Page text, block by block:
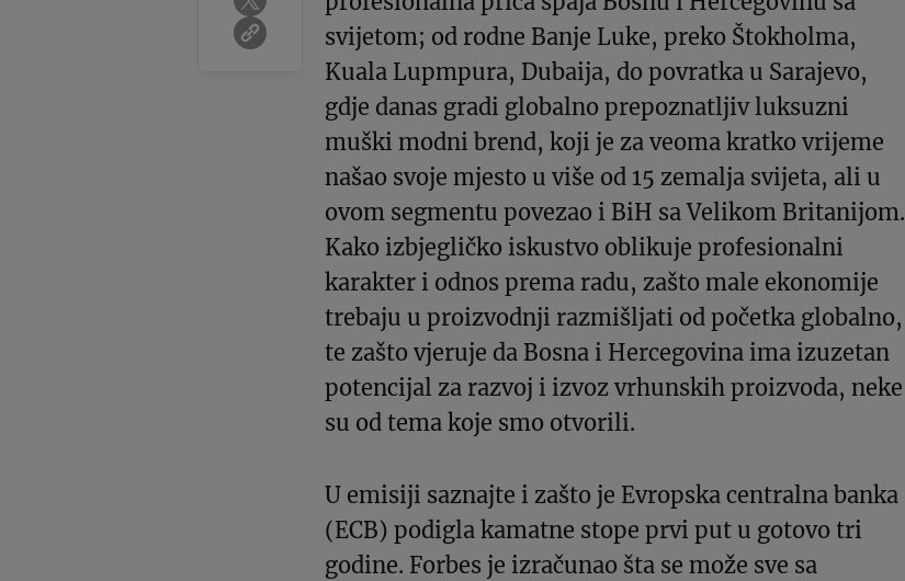
svijetom; od rodne Banje Luke, preko Štokholma,
Kuala Lupmpura, Dubaija, do povratka u Sarajevo,
gdje danas gradi globalno prepoznatljiv luksuzni
muški modni brend, koji je za veoma kratko vrijeme
našao svoje mjesto u više od 15 zemalja svijeta, ali u
ovom segmentu povezao i BiH sa Velikom Britanijom.
Kako izbjegličko iskustvo oblikuje profesionalni
karakter i odnos prema radu, zašto male ekonomije
trebaju u proizvodnji razmišljati od početka globalno,
te zašto vjeruje da Bosna i Hercegovina ima izuzetan
potencijal za razvoj i izvoz vrhunskih proizvoda, neke
su od tema koje smo otvorili.
U emisiji saznajte i zašto je Evropska centralna banka
(ECB) podigla kamatne stope prvi put u gotovo tri
godine. Forbes je izračunao šta se može sve sa